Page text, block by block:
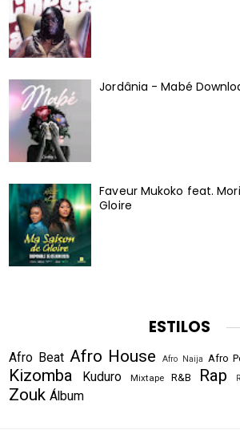
Jordânia - Mabé
Faveur Mukoko feat.
Gloire
ESTILOS
Afro Beat Afro House Afro Naija Afro
Kizomba Kuduro Mixtape R&B Rap
Zouk Álbum